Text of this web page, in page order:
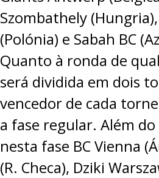
Szombathely
(Polónia) e Sabah BC
Quanto à ronda de
será dividida em dois
vencedor de cada
a fase regular. Além do
nesta fase BC Vienna
(R. Checa), Dziki